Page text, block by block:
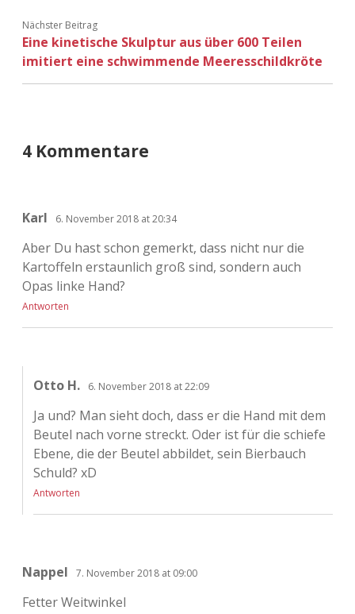
Nächster Beitrag
Eine kinetische Skulptur aus über 600 Teilen
imitiert eine schwimmende Meeresschildkröte
4 Kommentare
Karl 6. November 2018 at 20:34
Aber Du hast schon gemerkt, dass nicht nur die
Kartoffeln erstaunlich groß sind, sondern auch
Opas linke Hand?
Antworten
Otto H. 6. November 2018 at 22:09
Ja und? Man sieht doch, dass er die Hand mit dem
Beutel nach vorne streckt. Oder ist für die schiefe
Ebene, die der Beutel abbildet, sein Bierbauch
Schuld? xD
Antworten
Nappel 7. November 2018 at 09:00
Fetter Weitwinkel